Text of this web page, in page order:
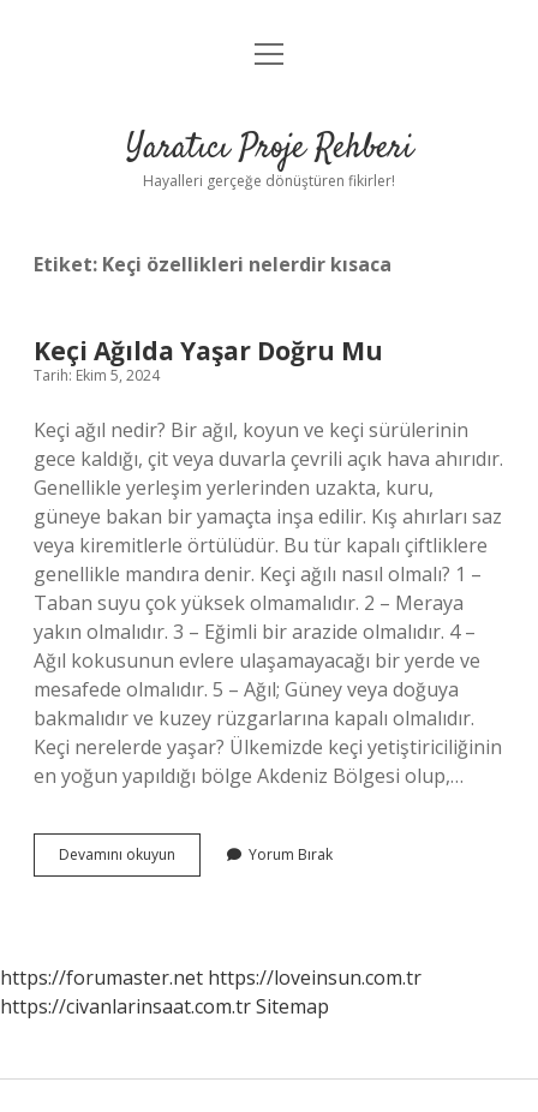
Anasayfa
Yasal Uyarı
menüyü
Yaratıcı Proje Rehberi
Hayalleri gerçeğe dönüştüren fikirler!
Etiket: Keçi özellikleri nelerdir kısaca
Keçi Ağılda Yaşar Doğru Mu
Tarih: Ekim 5, 2024
Keçi ağıl nedir? Bir ağıl, koyun ve keçi sürülerinin
gece kaldığı, çit veya duvarla çevrili açık hava ahırıdır.
Genellikle yerleşim yerlerinden uzakta, kuru,
güneye bakan bir yamaçta inşa edilir. Kış ahırları saz
veya kiremitlerle örtülüdür. Bu tür kapalı çiftliklere
genellikle mandıra denir. Keçi ağılı nasıl olmalı? 1 –
Taban suyu çok yüksek olmamalıdır. 2 – Meraya
yakın olmalıdır. 3 – Eğimli bir arazide olmalıdır. 4 –
Ağıl kokusunun evlere ulaşamayacağı bir yerde ve
mesafede olmalıdır. 5 – Ağıl; Güney veya doğuya
bakmalıdır ve kuzey rüzgarlarına kapalı olmalıdır.
Keçi nerelerde yaşar? Ülkemizde keçi yetiştiriciliğinin
en yoğun yapıldığı bölge Akdeniz Bölgesi olup,…
Devamını okuyun
Ağılda
Yorum Bırak
https://forumaster.net https://loveinsun.com.tr
https://civanlarinsaat.com.trSitemap